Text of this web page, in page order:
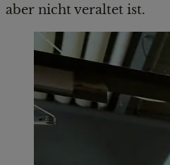
aber nicht veraltet ist.